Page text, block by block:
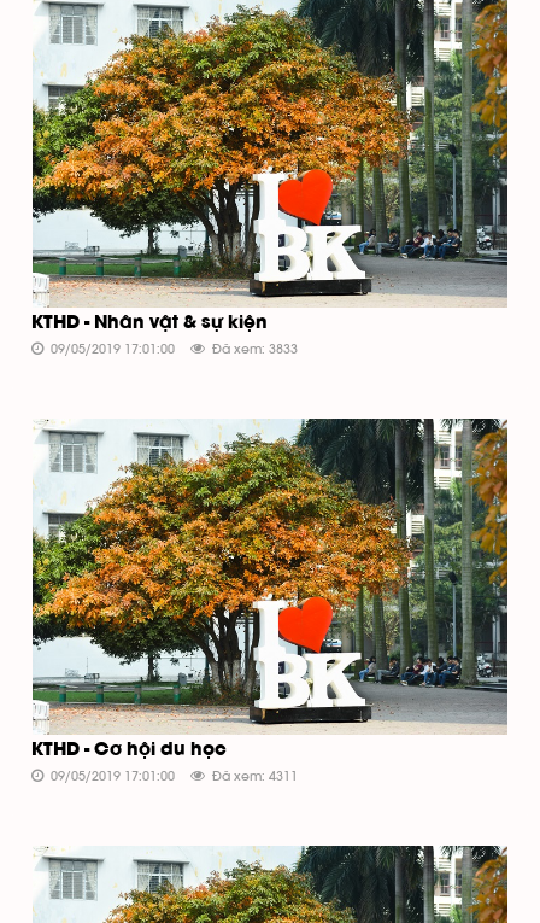
KTHD - Nhân vật & sự kiện
09/05/2019 17:01:00 Đã xem: 3833
KTHD - Cơ hội du học
09/05/2019 17:01:00 Đã xem: 4311